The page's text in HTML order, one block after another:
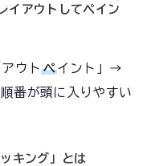
イアウトしてペイン
ウトペイント」→
番が頭に入りやすい
キング」とは